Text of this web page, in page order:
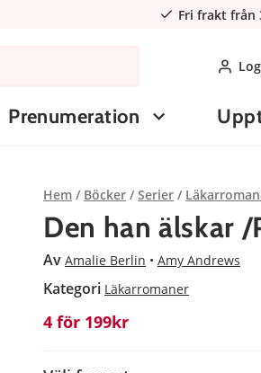
Fri frakt från
Prenumeration
Hem Böcker Serier
Den han älskar
Av Amalie Berlin Amy Andrews
Kategori Läkarromaner
4 för 199kr